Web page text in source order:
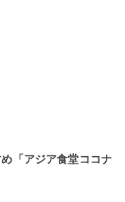
「アジア食堂ココナ